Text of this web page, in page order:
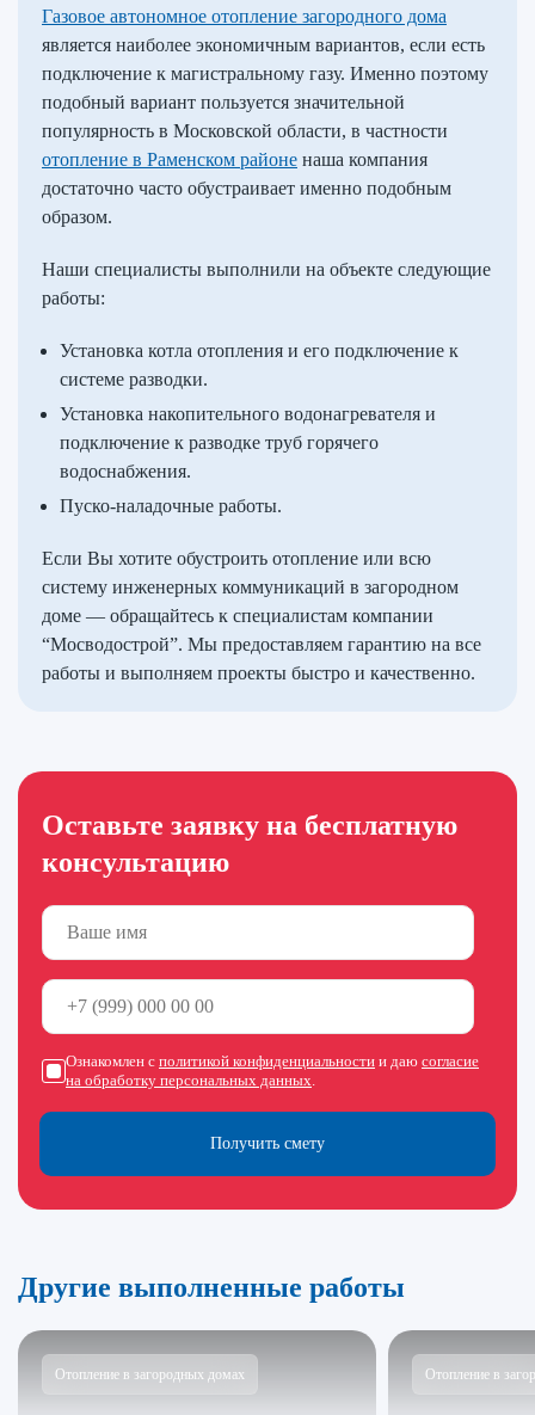
Газовое автономное отопление загородного дома
является наиболее экономичным вариантов, если есть
подключение к магистральному газу. Именно поэтому
подобный вариант пользуется значительной
популярность в Московской области, в частности
отопление в Раменском районе наша компания
достаточно часто обустраивает именно подобным
образом.
Наши специалисты выполнили на объекте следующие
работы:
Установка котла отопления и его подключение к
системе разводки.
Установка накопительного водонагревателя и
подключение к разводке труб горячего
водоснабжения.
Пуско-наладочные работы.
Если Вы хотите обустроить отопление или всю
систему инженерных коммуникаций в загородном
доме — обращайтесь к специалистам компании
“Мосводострой”. Мы предоставляем гарантию на все
работы и выполняем проекты быстро и качественно.
Оставьте заявку на бесплатную
консультацию
Получить смету
Ознакомлен с политикой конфиденциальности и даю согласие
на обработку персональных данных.
Другие выполненные работы
Отопление в загородных домах Отопление в